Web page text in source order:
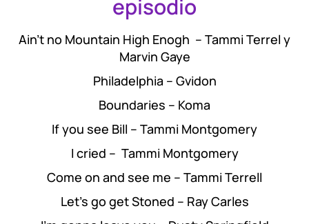
episodio
Ain’t no Mountain High Enogh – Tammi Terrel y
Marvin Gaye
Philadelphia – Gvidon
Boundaries – Koma
If you see Bill – Tammi Montgomery
I cried – Tammi Montgomery
Come on and see me – Tammi Terrell
Let’s go get Stoned – Ray Carles